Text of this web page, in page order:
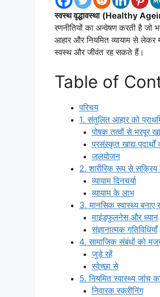
स्वस्थ वृद्धावस्था (Healthy
रणनीतियों का अन्वेषण करती है
आहार और नियमित व्यायाम से
स्वस्थ और जीवंत रह सकते हैं।
Table of
परिचय
1. संतुलित आहार को
पोषक तत्वों से भरपूर
प्रसंस्कृत खाद्य
जलयोजन
2. शारीरिक रूप से सक्रिय
व्यायाम दिनचर्या
व्यायाम के लाभ
3. मानसिक स्वास्थ्य बनाए
माइंडफुलनेस और ध्यान
संज्ञानात्मक गतिविधियाँ
4. सामाजिक संबंधों को
जुड़े रहें
स्वेच्छा से
5. नियमित स्वास्थ्य जांच
निवारक स्क्रीनिंग